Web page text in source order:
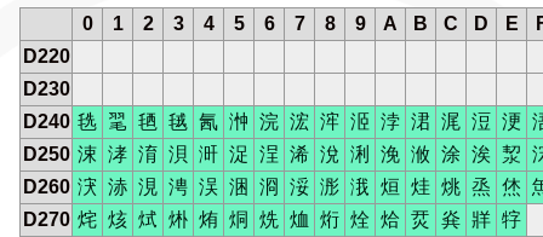
0
1 2 3 4 5 6 7 8 9 A B C D E
D220
D230
D240 毨 毣 毢 毧 氥 浺 浣 浤 浶 洍 浡 涒 浘 浢 浭
D250 涑 涍 淯 浿 涆 浞 浧 浠 涗 浰 浼 浟 涂 涘 洯
D260 涋 浾 涀 涄 洖 涃 浻 浽 浵 涐 烜 烓 烑 烝 烋
D270 烢 烗 烒 烞 烠 烔 烍 烅 烆 烇 烚 烎 烡 牂 牸